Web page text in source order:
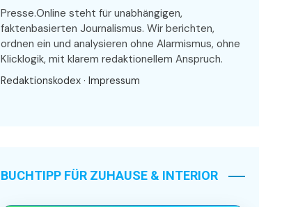
Presse.Online steht für unabhängigen,
faktenbasierten Journalismus. Wir berichten,
ordnen ein und analysieren ohne Alarmismus, ohne
Klicklogik, mit klarem redaktionellem Anspruch.
Redaktionskodex · Impressum
BUCHTIPP FÜR ZUHAUSE & INTERIOR